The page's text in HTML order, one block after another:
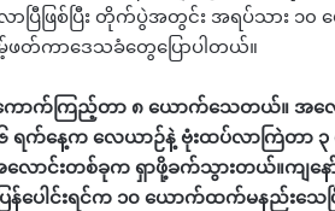
ာလာပြီဖြစ်ပြီး တိုက်ပွဲအတွင်း အရပ်သား
မ့်ဖတ်ကာဒေသခံတွေပြောပါတယ်။
ောက်ကြည့်တာ ၈ ယောက်သေတယ်။ အလေ
ရက်နေ့က လေယာဉ်နဲ့ ဗုံးထပ်လာကြဲတ
ာင်းတစ်ခုက ရှာဖို့ခက်သွားတယ်။ကျနေ
ေါင်းရင်က ၁၀ ယောက်ထက်မနည်းသေပ